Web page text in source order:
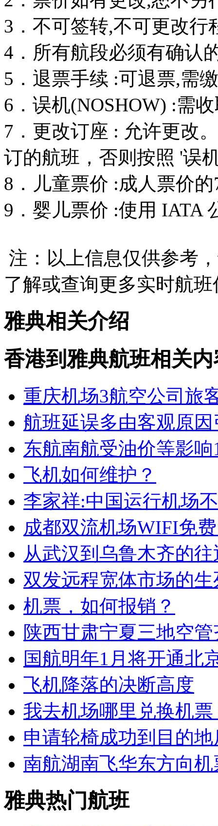
3．不可签转,不可更改行
4．所有航段必须有确认
5．退票手续 :可退票,需
6．误机(NOSHOW) :需
7．更改订座 : 允许更改
订的航班，否则按照 '误
8．儿童票价 :成人票价的
9．婴儿票价 :使用 IATA
注：以上信息仅供参考
了解或查询更多实时航
雅典相关介绍
香港到雅典航班相关内
重庆机场3航空公司旅
航班延误多由客观原因
东航南航受油价等影
飞机如何维护？
李家祥:中国运行机场
成都双流机场WIFI免
从武汉到乌鲁木齐的
双发远程宽体市场的
机票，如何报销？
陕西甘肃宁夏三地空
国航明年1月将开通北
飞机降落的决断高度
我去机场哪里兑换机票
申请轮椅成功到目的
南航湖南飞华东方向
雅典热门航班